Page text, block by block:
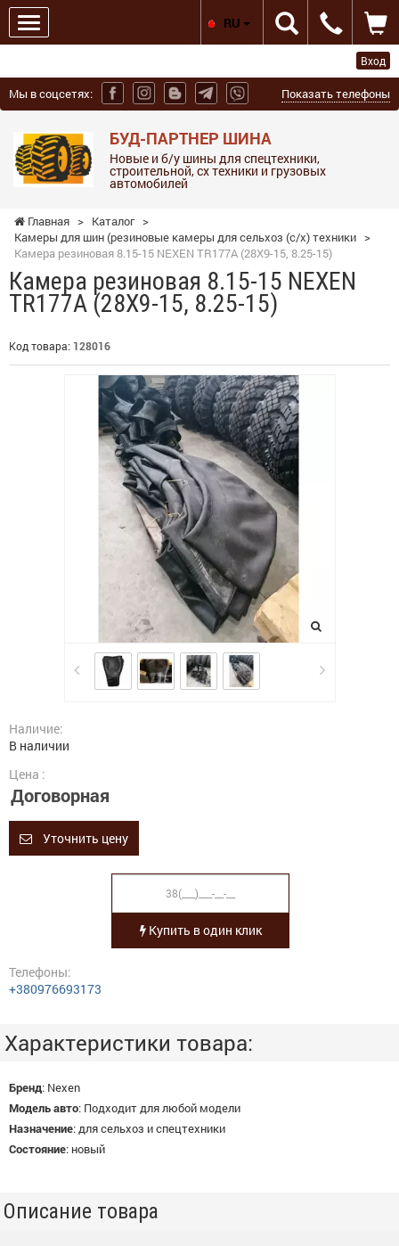
Вход
Мы в соцсетях: Показать телефоны
БУД-ПАРТНЕР ШИНА
Новые и б/у шины для спецтехники,
строительной, сх техники и грузовых
автомобилей
RU
Главная > Каталог >
Камеры для шин (резиновые камеры для сельхоз (с/х) техники >
Камера резиновая 8.15-15 NEXEN TR177A (28X9-15, 8.25-15)
Камера резиновая 8.15-15 NEXEN
TR177A (28X9-15, 8.25-15)
Код товара: 128016
Наличие:
В наличии
Цена :
Договорная
Уточнить цену
Купить в один клик
Телефоны:
+380976693173
Характеристики товара:
Бренд: Nexen
Модель авто: Подходит для любой модели
Назначение: для сельхоз и спецтехники
Состояние: новый
Описание товара